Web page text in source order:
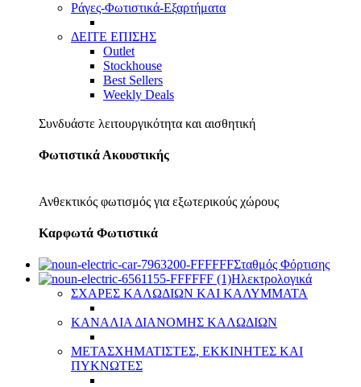
Ράγες-Φωτιστικά-Εξαρτήματα
ΔΕΙΤΕ ΕΠΙΣΗΣ
Outlet
Stockhouse
Best Sellers
Weekly Deals
Συνδυάστε λειτουργικότητα και αισθητική
Φωτιστικά Ακουστικής
Ανθεκτικός φωτισμός για εξωτερικούς χώρους
Καρφωτά Φωτιστικά
Σταθμός Φόρτισης
Ηλεκτρολογικά
ΣΧΑΡΕΣ ΚΑΛΩΔΙΩΝ ΚΑΙ ΚΑΛΥΜΜΑΤΑ
ΚΑΝΑΛΙΑ ΔΙΑΝΟΜΗΣ ΚΑΛΩΔΙΩΝ
ΜΕΤΑΣΧΗΜΑΤΙΣΤΕΣ, ΕΚΚΙΝΗΤΕΣ ΚΑΙ
ΠΥΚΝΩΤΕΣ